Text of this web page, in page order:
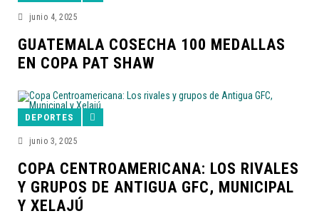
junio 4, 2025
GUATEMALA COSECHA 100 MEDALLAS
EN COPA PAT SHAW
DEPORTES
junio 3, 2025
COPA CENTROAMERICANA: LOS RIVALES
Y GRUPOS DE ANTIGUA GFC, MUNICIPAL
Y XELAJÚ